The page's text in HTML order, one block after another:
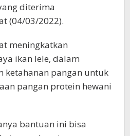
diterima
(04/03/2022).
meningkatkan
ikan lele, dalam
ketahanan pangan untuk
pangan protein hewani
bantuan ini bisa